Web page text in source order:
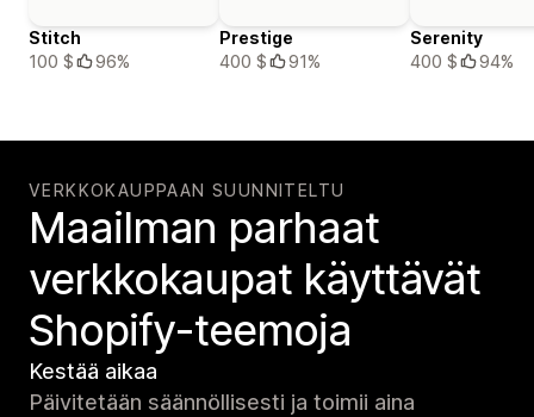
Stitch
100 $
96%
Prestige
400 $
91%
Serenity
400 $
94%
VERKKOKAUPPAAN SUUNNITELTU
Maailman parhaat
verkko­kaupat käyttävät
Shopify-teemoja
Kestää aikaa
Päivitetään säännöllisesti ja toimii aina